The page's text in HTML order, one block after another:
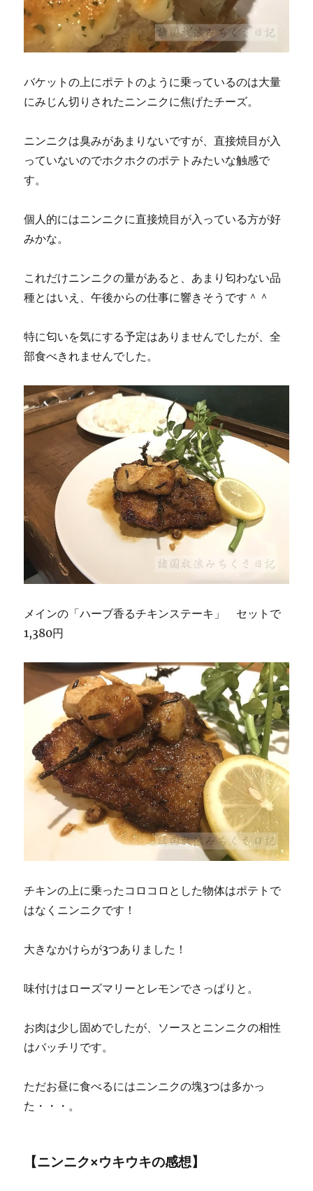
バケットの上にポテトのように乗っているのは大量
にみじん切りされたニンニクに焦げたチーズ。
ニンニクは臭みがあまりないですが、直接焼目が入
っていないのでホクホクのポテトみたいな触感で
す。
個人的にはニンニクに直接焼目が入っている方が好
みかな。
これだけニンニクの量があると、あまり匂わない品
種とはいえ、午後からの仕事に響きそうです＾＾
特に匂いを気にする予定はありませんでしたが、全
部食べきれませんでした。
メインの「ハーブ香るチキンステーキ」 セットで
1,380円
チキンの上に乗ったコロコロとした物体はポテトで
はなくニンニクです！
大きなかけらが3つありました！
味付けはローズマリーとレモンでさっぱりと。
お肉は少し固めでしたが、ソースとニンニクの相性
はバッチリです。
ただお昼に食べるにはニンニクの塊3つは多かっ
た・・・。
【ニンニク×ウキウキの感想】